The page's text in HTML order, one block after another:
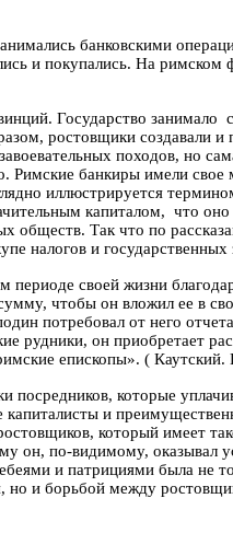
банковскими
и покупались. На
Государство занимало
ростовщики создавали
походов, но
Римские банкиры имели
иллюстрируется
капиталом, что оно
обществ. Так что по
налогов и государственных
периоде своей жизни
чтобы он вложил ее в
потребовал от него
рудники, он приобретает
епископы». ( Каутский.
посредников, которые
капиталисты и
который имеет
он, по-видимому, оказывал
и патрициями была не
но и борьбой между